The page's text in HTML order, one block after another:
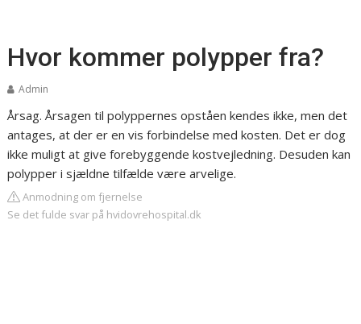
Hvor kommer polypper fra?
Admin
Årsag. Årsagen til polyppernes opståen kendes ikke, men det
antages, at der er en vis forbindelse med kosten. Det er dog
ikke muligt at give forebyggende kostvejledning. Desuden kan
polypper i sjældne tilfælde være arvelige.
Anmodning om fjernelse
Se det fulde svar på hvidovrehospital.dk